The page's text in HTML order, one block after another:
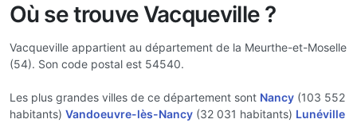
Où se trouve Vacqueville ?
Vacqueville appartient au département de la Meurthe-et-Moselle
(54). Son code postal est 54540.
Les plus grandes villes de ce département sont Nancy (103 552
habitants) Vandoeuvre-lès-Nancy (32 031 habitants) Lunéville